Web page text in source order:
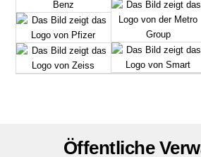
Öffentliche